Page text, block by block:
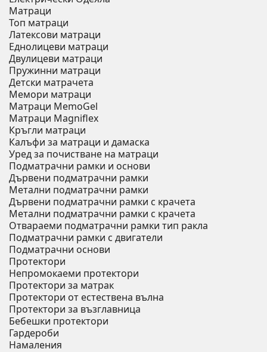
Матраци
Топ матраци
Латексови матраци
Еднолицеви матраци
Двулицеви матраци
Пружинни матраци
Детски матрачета
Мемори матраци
Mатраци MemoGel
Матраци Мagniflex
Кръгли матраци
Калъфи за матраци и дамаска
Уред за почистване на матраци
Подматрачни рамки и основи
Дървени подматрачни рамки
Метални подматрачни рамки
Дървени подматрачни рамки с крачета
Метални подматрачни рамки с крачета
Отвараеми подматрачни рамки тип ракла
Подматрачни рамки с двигатели
Подматрачни основи
Протектори
Непромокаеми протектори
Протектори за матрак
Протектори от естествена вълна
Протектори за възглавница
Бебешки протектори
Гардероби
Намаления